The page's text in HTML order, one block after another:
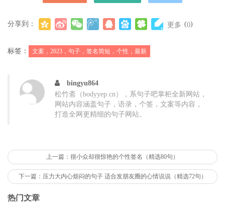
6、总会有人因为你是你而爱你。
7、逆风的方向，更适合奋力飞翔。
9、千军万马踏蹄，江月何曾皱眉。
10、听闻少年一词，应与平庸相斥。
2023年微信签名简短干净3
1、昆虫怕饿都要爬，人生好歹都要拼。
2、人是靠向高处走，水是靠向低处流。
分享到： 更多 (0)
标签： 文案，2023，句子，签名简短，个性，最新
bingyu864
松竹斋（bodyyep.cn），系句子吧掌柜全新网站，
网站内容涵盖句子，语录，个签，文案等内容，
打造全网更精细的句子网站。
上一篇：很小众却很惊艳的个性签名（精选80句）
下一篇：压力大内心烦闷的句子 适合发朋友圈的心情说说（精选72句）
热门文章